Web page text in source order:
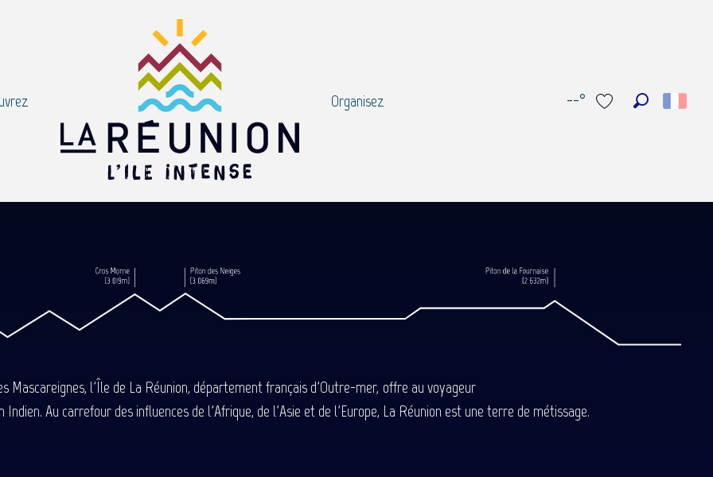
--°
Organisez
Mascareignes, l'Île de La Réunion, département français d'Outre-mer, offre au voyageur
Au carrefour des influences de l'Afrique, de l'Asie et de l'Europe, La Réunion est une terre de métissage.